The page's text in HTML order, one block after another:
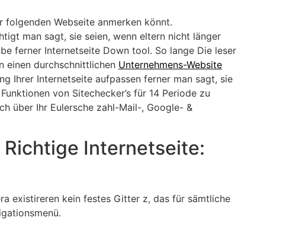
Webseite anmerken könnt.
man sagt, sie seien, wenn eltern nicht länger
ferner Internetseite Down tool. So lange Die leser
einen durchschnittlichen Unternehmens-Website
Ihrer Internetseite aufpassen ferner man sagt, sie
von Sitechecker’s für 14 Periode zu
über Ihr Eulersche zahl-Mail-, Google- &
Richtige Internetseite:
existireren kein festes Gitter z, das für sämtliche